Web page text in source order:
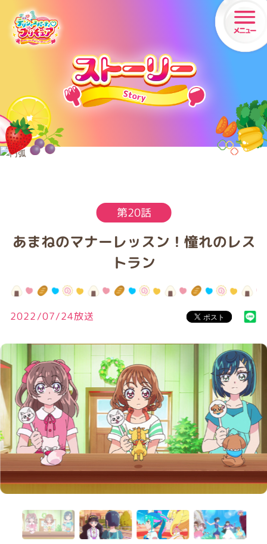
第20話
あまねのマナーレッスン！憧れのレス
トラン
2022/07/24放送